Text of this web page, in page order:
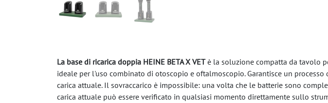
La base di ricarica doppia HEINE BETA X VETè la soluzione compatta da tavolo
ideale per l'uso combinato di otoscopio e oftalmoscopio. Garantisce un
carica attuale. Il sovraccarico è impossibile: una volta che le batterie sono
carica attuale può essere verificato in qualsiasi momento direttamente sullo